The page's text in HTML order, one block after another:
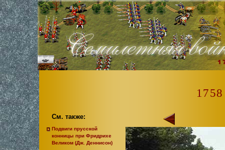
См. также:
Подвиги прусской
конницы при Фридрихе
Великом (Дж. Деннисон)